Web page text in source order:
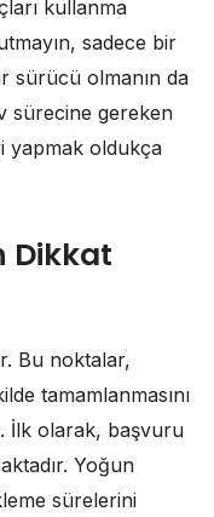
kullanma
sadece bir
sürücü olmanın da
sürecine gereken
yapmak oldukça
Dikkat
Bu noktalar,
tamamlanmasını
İlk olarak, başvuru
Yoğun
sürelerini